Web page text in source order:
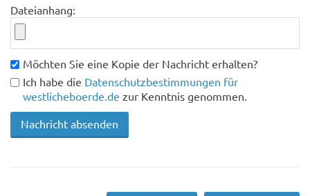
Dateianhang:
Möchten Sie eine Kopie der Nachricht erhalten?
Ich habe die Datenschutzbestimmungen für
westlicheboerde.de zur Kenntnis genommen.